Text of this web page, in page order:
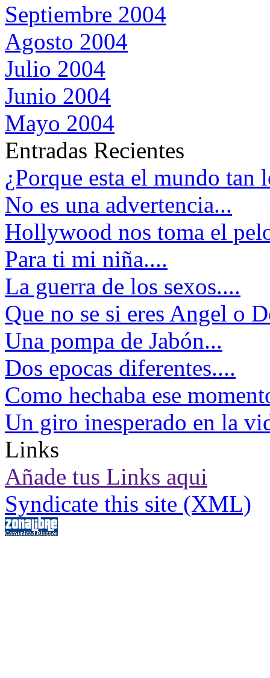
Septiembre 2004
Agosto 2004
Julio 2004
Junio 2004
Mayo 2004
Entradas Recientes
¿Porque esta el mundo tan
No es una advertencia...
Hollywood nos toma el
Para ti mi niña....
La guerra de los sexos....
Que no se si eres Angel o
Una pompa de Jabón...
Dos epocas diferentes....
Como hechaba ese
Un giro inesperado en la
Links
Añade tus Links aqui
Syndicate this site (XML)